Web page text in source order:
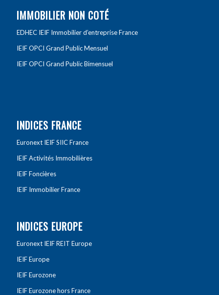
IMMOBILIER NON COTÉ
EDHEC IEIF Immobilier d’entreprise France
IEIF OPCI Grand Public Mensuel
IEIF OPCI Grand Public Bimensuel
INDICES FRANCE
Euronext IEIF SIIC France
IEIF Activités Immobilières
IEIF Foncières
IEIF Immobilier France
INDICES EUROPE
Euronext IEIF REIT Europe
IEIF Europe
IEIF Eurozone
IEIF Eurozone hors France